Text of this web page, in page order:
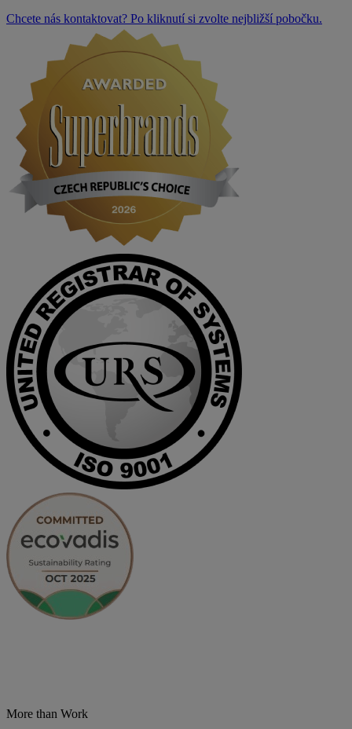
Chcete nás kontaktovat? Po kliknutí si zvolte nejbližší pobočku.
More than Work